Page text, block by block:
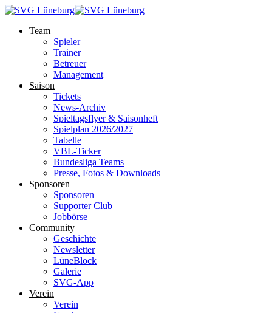
Team
Spieler
Trainer
Betreuer
Management
Saison
Tickets
News-Archiv
Spieltagsflyer & Saisonheft
Spielplan 2026/2027
Tabelle
VBL-Ticker
Bundesliga Teams
Presse, Fotos & Downloads
Sponsoren
Sponsoren
Supporter Club
Jobbörse
Community
Geschichte
Newsletter
LüneBlock
Galerie
SVG-App
Verein
Verein